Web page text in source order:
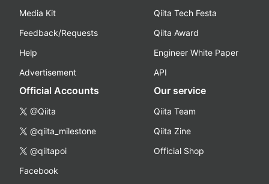
Media Kit
Feedback/Requests
Help
Advertisement
Qiita Tech Festa
Qiita Award
Engineer White Paper
API
Official Accounts
@Qiita
@qiita_milestone
@qiitapoi
Facebook
Our service
Qiita Team
Qiita Zine
Official Shop